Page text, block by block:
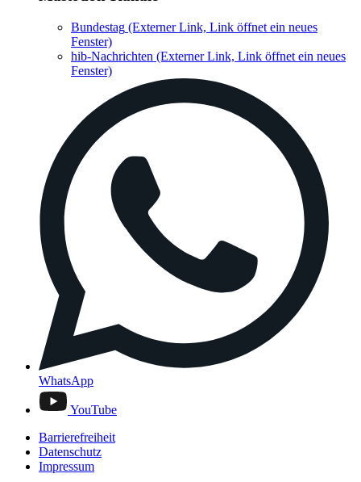
Bundestag (Externer Link, Link öffnet ein neues
Fenster)
hib-Nachrichten (Externer Link, Link öffnet ein neues
Fenster)
WhatsApp
YouTube
Barrierefreiheit
Datenschutz
Impressum